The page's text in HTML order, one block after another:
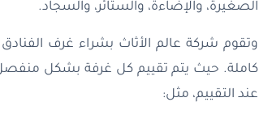
الصغيرة، والإضاءة، والستائر، والسجاد.
وتقوم شركة عالم الأثاث بشراء غرف
كاملة. حيث يتم تقييم كل غرفة بشكل منفصل
عند التقييم، مثل: